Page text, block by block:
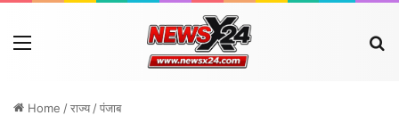
Menu
Home /राज्य /पंजाब